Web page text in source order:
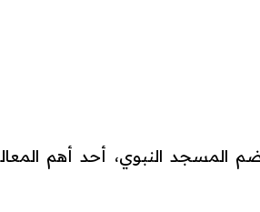
المسجد النبوي، أحد أهم